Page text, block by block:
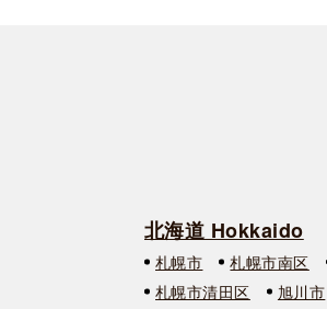
北海道 Hokkaido
札幌市 札幌市南区
札幌市清田区
旭川市